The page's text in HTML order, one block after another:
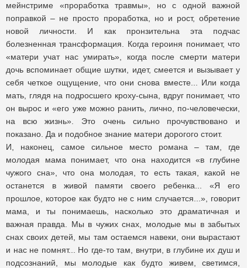
мейнстриме «проработка травмы», но с одной важной
поправкой – не просто проработка, но и рост, обретение
новой личности. И как пронзительна эта подчас
болезненная трансформация. Когда героиня понимает, что
«матери учат нас умирать», когда после смерти матери
дочь вспоминает общие шутки, идет, смеется и вызывает у
себя четкое ощущение, что они снова вместе... Или когда
мать, глядя на подросшего кроху-сына, вдруг понимает, что
он вырос и «его уже можно ранить, лично, по-человечески,
на всю жизнь». Это очень сильно прочувствовано и
показано. Да и подобное знание матери дорогого стоит.
И, наконец, самое сильное место романа – там, где
молодая мама понимает, что она находится «в глубине
чужого сна», что она молодая, то есть такая, какой не
останется в живой памяти своего ребенка... «Я его
прошлое, которое как будто не с ним случается...», говорит
мама, и ты понимаешь, насколько это драматичная и
важная правда. Мы в чужих снах, молодые мы в забытых
снах своих детей, мы там остаемся навеки, они вырастают
и нас не помнят... Но где-то там, внутри, в глубине их душ и
подсознаний, мы молодые как будто живем, светимся,